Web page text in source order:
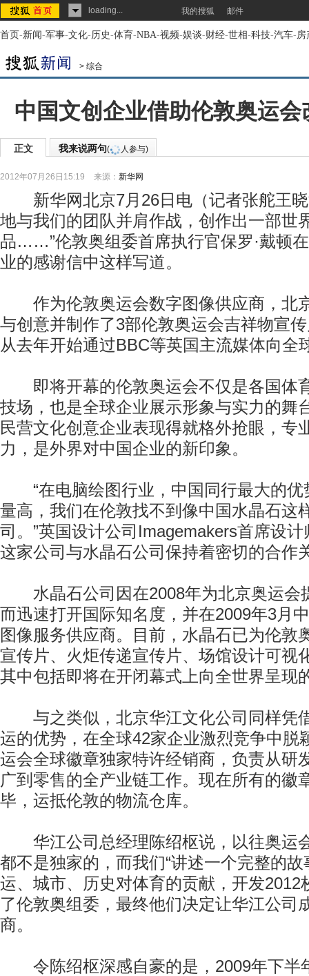
loading... 我的搜狐 邮件
首页-新闻-军事-文化-历史-体育-NBA-视频-娱谈-财经-世相-科技-汽车-房
> 综合
中国文创企业借助伦敦奥运
正文 我来说两句( 人参与)
2012年07月26日15:19 来源： 新华网
新华网北京7月26日电（记者张舵王晓
地与我们的团队并肩作战，创作出一部世
品……”伦敦奥组委首席执行官保罗·戴顿
业的感谢信中这样写道。
作为伦敦奥运会数字图像供应商，北
与创意并制作了3部伦敦奥运会吉祥物宣
从去年开始通过BBC等英国主流媒体向全
即将开幕的伦敦奥运会不仅是各国体
技场，也是全球企业展示形象与实力的舞
民营文化创意企业表现得就格外抢眼，专
力，是外界对中国企业的新印象。
“在电脑绘图行业，中国同行最大的优
量高，我们在伦敦找不到像中国水晶石这
司。”英国设计公司Imagemakers首席设计
这家公司与水晶石公司保持着密切的合作
水晶石公司因在2008年为北京奥运会
而迅速打开国际知名度，并在2009年3月
图像服务供应商。目前，水晶石已为伦敦
宣传片、火炬传递宣传片、场馆设计可视
其中包括即将在开闭幕式上向全世界呈现
与之类似，北京华江文化公司同样凭
运的优势，在全球42家企业激烈竞争中脱
运会全球徽章独家特许经销商，负责从研
广到零售的全产业链工作。现在所有的徽
毕，运抵伦敦的物流仓库。
华江公司总经理陈绍枢说，以往奥运
都不是独家的，而我们“讲述一个完整的
运、城市、历史对体育的贡献，开发2012
了伦敦奥组委，最终他们决定让华江公司
商。
令陈绍枢深感自豪的是，2009年下半